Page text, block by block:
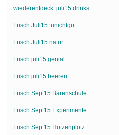
wiederentdeckt juli15 drinks
Frisch Juli15 tunichtgut
Frisch Juli15 natur
Frisch juli15 genial
Frisch juli15 beeren
Frisch Sep 15 Bärenschule
Frisch Sep 15 Experimente
Frisch Sep 15 Hotzenplotz